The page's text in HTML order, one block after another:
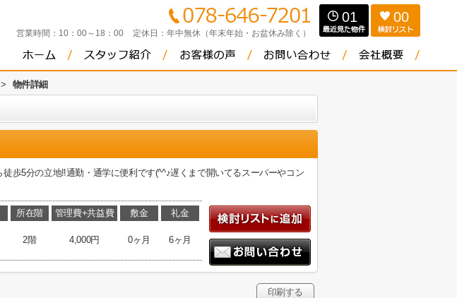
営業時間： 10：00～18：00 定休日： 年中無休（年末年始・お盆休み除く）
01 00
> 物件詳細
歩5分の立地‼通勤・通学に便利です(^^♪遅くまで開いてるスーパーやコン
所在階
2階
管理費+共益費
4,000円
敷金
0ヶ月
礼金
6ヶ月
印刷する